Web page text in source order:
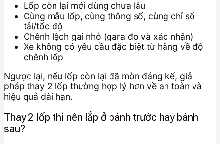
Lốp còn lại mới dùng chưa lâu
Cùng mẫu lốp, cùng thông số, cùng chỉ số
tải/tốc độ
Chênh lệch gai nhỏ (gara đo và xác nhận)
Xe không có yêu cầu đặc biệt từ hãng về độ
chênh lốp
Ngược lại, nếu lốp còn lại đã mòn đáng kể, giải
pháp thay 2 lốp thường hợp lý hơn về an toàn và
hiệu quả dài hạn.
Thay 2 lốp thì nên lắp ở bánh trước hay bánh
sau?